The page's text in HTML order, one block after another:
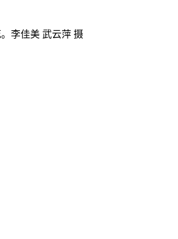
李佳美 武云萍 摄